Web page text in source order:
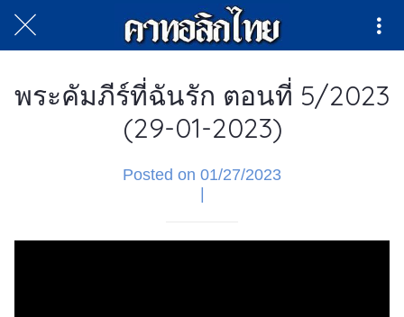
พระคัมภีร์ที่ฉันรัก ตอนที่ 5/2023
(29-01-2023)
Posted on 01/27/2023
|